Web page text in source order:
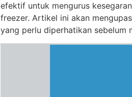
efektif untuk mengurus
freezer. Artikel ini akan
yang perlu diperhatikan sebelum